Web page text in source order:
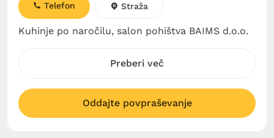
Kuhinje po naročilu, salon pohištva BAIMS d.o.o.
Telefon Straža
Preberi več
Oddajte povpraševanje